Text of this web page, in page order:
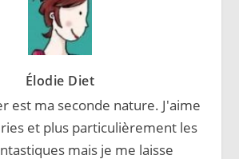
Élodie Diet
est ma seconde nature. J'aime
et plus particulièrement les
mais je me laisse